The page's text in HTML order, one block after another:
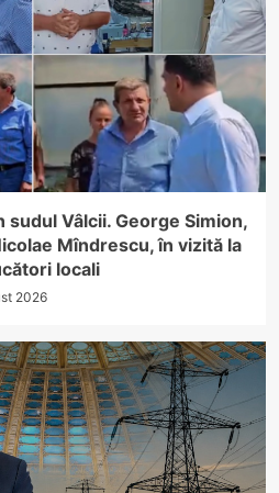
sudul Vâlcii. George Simion,
Mîndrescu, în vizită la
locali
2026